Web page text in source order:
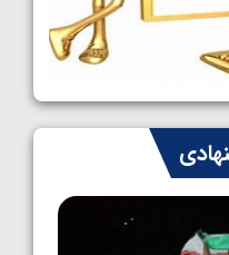
تیمی
پنج وزن دوم